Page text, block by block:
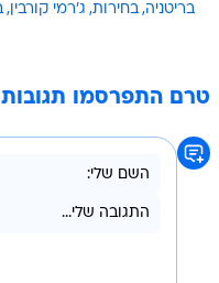
בריטניה בחירות ג'רמי קורבין
טרם התפרסמו תגובות